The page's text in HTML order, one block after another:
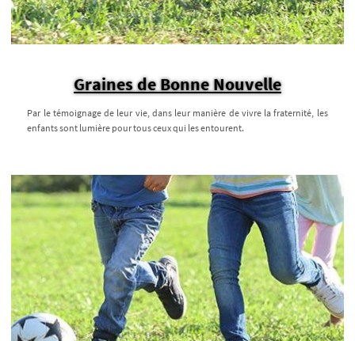
Graines de Bonne Nouvelle
Par le témoignage de leur vie, dans leur manière de vivre la fraternité, les
enfants sont lumière pour tous ceux qui les entourent.